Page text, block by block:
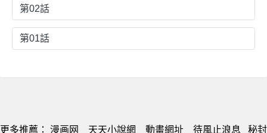
第02話
第01話
更多推薦： 漫画网 天天小說網 動畫網址 待風止浪息 秘封